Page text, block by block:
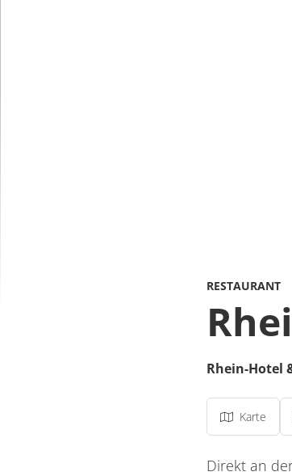
RESTAURANT
Rhein-Hotel
Karte
Direkt an